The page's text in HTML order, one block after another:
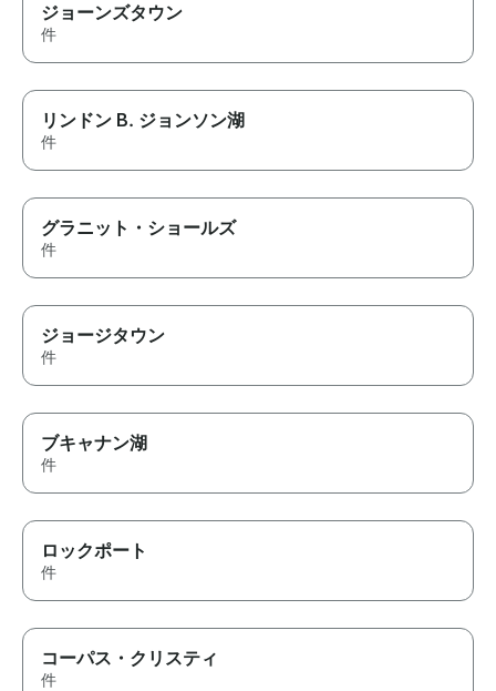
ジョーンズタウン
件
リンドン B. ジョンソン湖
件
グラニット・ショールズ
件
ジョージタウン
件
ブキャナン湖
件
ロックポート
件
コーパス・クリスティ
件